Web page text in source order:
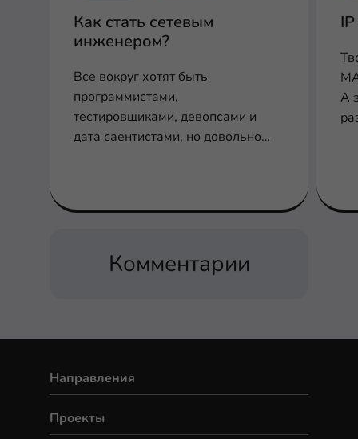
Как стать сетевым
инженером?
Все вокруг хотят быть
программистами,
тестировщиками, девопсами и
дата саентистами, но довольно
А
Комментарии
Направления
Проекты